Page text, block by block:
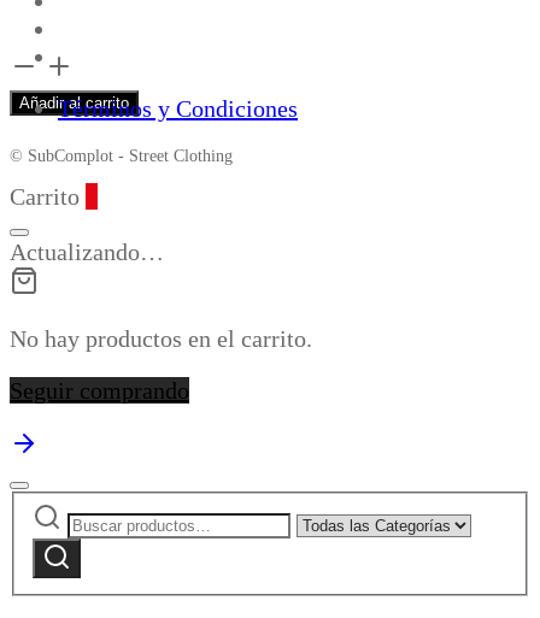
Colors
Melange
cantidad
Añadir al carrito
Términos y Condiciones
© SubComplot - Street Clothing
Carrito
Actualizando…
No hay productos en el carrito.
Seguir comprando
Buscar
por:
Narrow
by
Buscar